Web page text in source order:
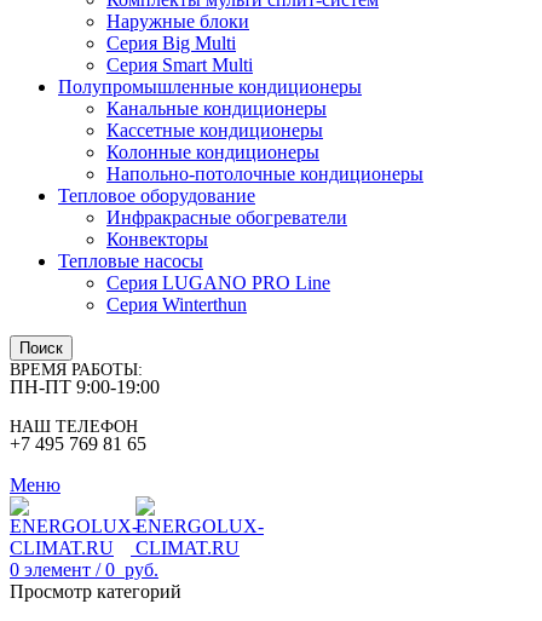
Наружные блоки
Серия Big Multi
Серия Smart Multi
Полупромышленные кондиционеры
Канальные кондиционеры
Кассетные кондиционеры
Колонные кондиционеры
Напольно-потолочные кондиционеры
Тепловое оборудование
Инфракрасные обогреватели
Конвекторы
Тепловые насосы
Серия LUGANO PRO Line
Серия Winterthun
Поиск
ВРЕМЯ РАБОТЫ:
ПН-ПТ 9:00-19:00
НАШ ТЕЛЕФОН
+7 495 769 81 65
Меню
0 элемент / 0 руб.
Просмотр категорий